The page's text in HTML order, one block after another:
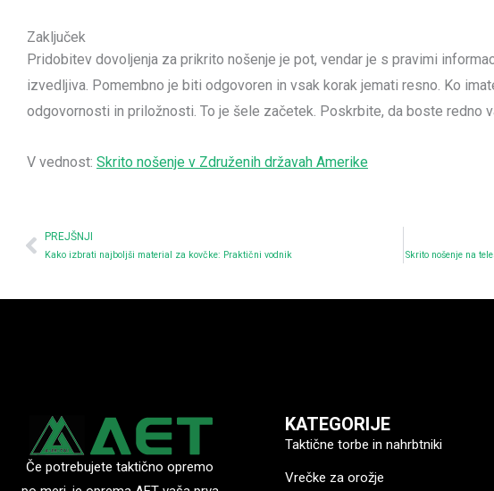
Zaključek
Pridobitev dovoljenja za prikrito nošenje je pot, vendar je s pravimi
izvedljiva. Pomembno je biti odgovoren in vsak korak jemati resno. Ko
odgovornosti in priložnosti. To je šele začetek. Poskrbite, da boste redno
V vednost: Skrito nošenje v Združenih državah Amerike
Prev
PREJŠNJI
Kako izbrati najboljši material za kovčke: Praktični vodnik Skrito nošenje na
Če potrebujete taktično opremo
KATEGORIJE
Taktične torbe in nahrbtniki
Vrečke za orožje